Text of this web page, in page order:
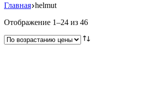
Главная helmut
Отображение 1–24 из 46Цены:
возрастанию